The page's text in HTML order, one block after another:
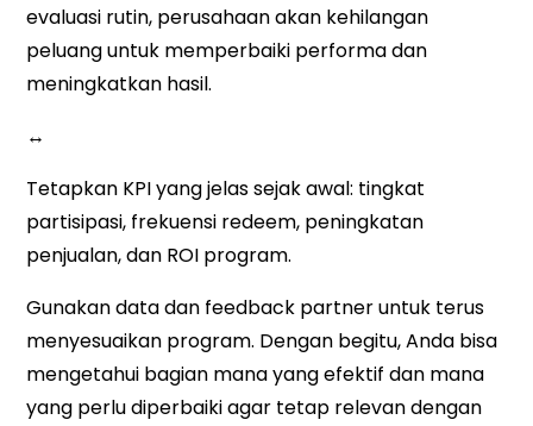
evaluasi rutin, perusahaan akan kehilangan
peluang untuk memperbaiki performa dan
meningkatkan hasil.
↔
Tetapkan KPI yang jelassejak awal: tingkat
partisipasi, frekuensi redeem, peningkatan
penjualan, dan ROI program.
Gunakan data dan feedback partner untuk terus
menyesuaikan program. Dengan begitu, Anda bisa
mengetahui bagian mana yang efektif dan mana
yang perlu diperbaiki agar tetap relevan dengan